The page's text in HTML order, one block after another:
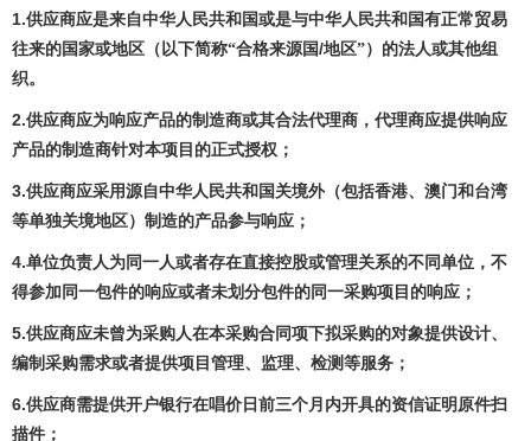
1.供应商应是来自中华人民共和国或是与中华人民共和国有正常贸易
往来的国家或地区（以下简称“合格来源国/地区”）的法人或其他组
织。
2.供应商应为响应产品的制造商或其合法代理商，代理商应提供响应
产品的制造商针对本项目的正式授权；
3.供应商应采用源自中华人民共和国关境外（包括香港、澳门和台湾
等单独关境地区）制造的产品参与响应；
4.单位负责人为同一人或者存在直接控股或管理关系的不同单位，不
得参加同一包件的响应或者未划分包件的同一采购项目的响应；
5.供应商应未曾为采购人在本采购合同项下拟采购的对象提供设计、
编制采购需求或者提供项目管理、监理、检测等服务；
6.供应商需提供开户银行在唱价日前三个月内开具的资信证明原件扫
描件；